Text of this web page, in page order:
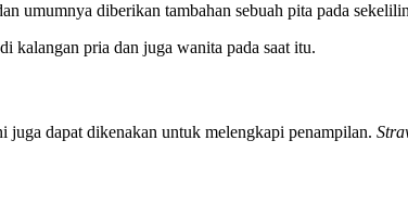
umumnya diberikan tambahan sebuah pita pada
kalangan pria dan juga wanita pada saat itu.
juga dapat dikenakan untuk melengkapi penampilan.